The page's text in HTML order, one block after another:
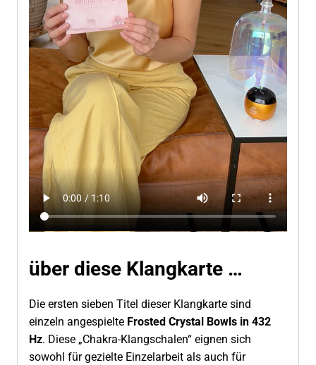
über diese Klangkarte …
Die ersten sieben Titel dieser Klangkarte sind
einzeln angespielte Frosted Crystal Bowls in 432
Hz. Diese „Chakra-Klangschalen“ eignen sich
sowohl für gezielte Einzelarbeit als auch für